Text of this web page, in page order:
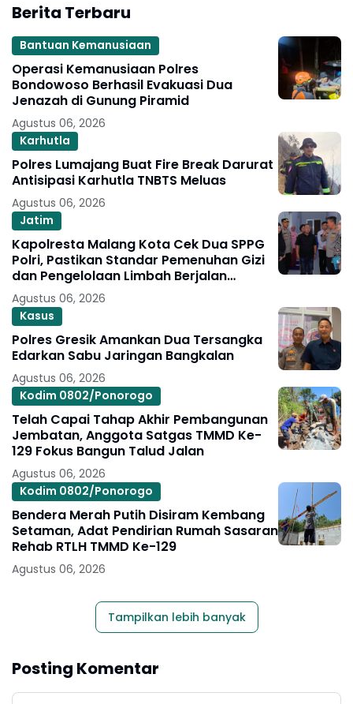
Berita Terbaru
Bantuan Kemanusiaan
Operasi Kemanusiaan Polres
Bondowoso Berhasil Evakuasi Dua
Jenazah di Gunung Piramid
Agustus 06, 2026
Karhutla
Polres Lumajang Buat Fire Break Darurat
Antisipasi Karhutla TNBTS Meluas
Agustus 06, 2026
Jatim
Kapolresta Malang Kota Cek Dua SPPG
Polri, Pastikan Standar Pemenuhan Gizi
dan Pengelolaan Limbah Berjalan
Optimal
Agustus 06, 2026
Kasus
Polres Gresik Amankan Dua Tersangka
Edarkan Sabu Jaringan Bangkalan
Agustus 06, 2026
Kodim 0802/Ponorogo
Telah Capai Tahap Akhir Pembangunan
Jembatan, Anggota Satgas TMMD Ke-
129 Fokus Bangun Talud Jalan
Agustus 06, 2026
Kodim 0802/Ponorogo
Bendera Merah Putih Disiram Kembang
Setaman, Adat Pendirian Rumah Sasaran
Rehab RTLH TMMD Ke-129
Agustus 06, 2026
Tampilkan lebih banyak
Posting Komentar